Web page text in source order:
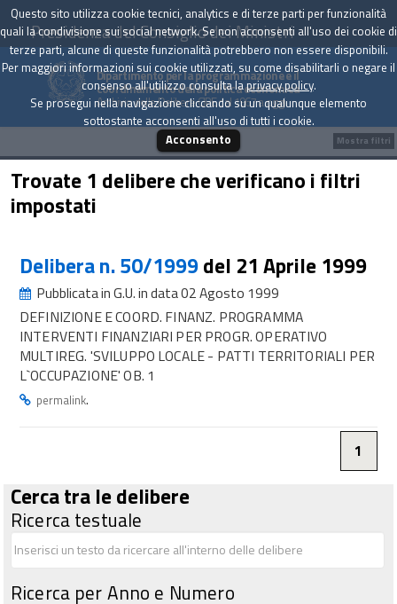
Presidenza del Consiglio dei Ministri
Dipartimento per la programmazione e il
coordinamento della politica economica
Archivio delle Delibere CIPE dal 1967 a oggi
Trovate 1 delibere che verificano i filtri
impostati
Delibera n. 50/1999del 21 Aprile 1999
Pubblicata in G.U. in data 02 Agosto 1999
DEFINIZIONE E COORD. FINANZ. PROGRAMMA
INTERVENTI FINANZIARI PER PROGR. OPERATIVO
MULTIREG. 'SVILUPPO LOCALE - PATTI TERRITORIALI PER
L`OCCUPAZIONE' OB. 1
permalink.
1
Cerca tra le delibere
Ricerca testuale
Ricerca per Anno e Numero
Mostra filtri
Questo sito utilizza cookie tecnici, analytics e di terze parti per funzionalità
quali la condivisione sui social network. Se non acconsenti all'uso dei cookie di
terze parti, alcune di queste funzionalità potrebbero non essere disponibili.
Per maggiori informazioni sui cookie utilizzati, su come disabilitarli o negare il
consenso all'utilizzo consulta laprivacy policy.
Se prosegui nella navigazione cliccando su un qualunque elemento
sottostante acconsenti all'uso di tutti i cookie.
Acconsento